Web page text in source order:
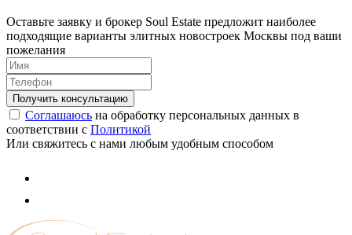
Оставьте заявку и брокер Soul Estate предложит наиболее
подходящие варианты элитных новостроек Москвы под ваши
пожелания
Соглашаюсь на обработку персональных данных в
соответствии с Политикой
Или свяжитесь с нами любым удобным способом